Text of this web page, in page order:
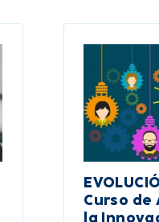
Curso de